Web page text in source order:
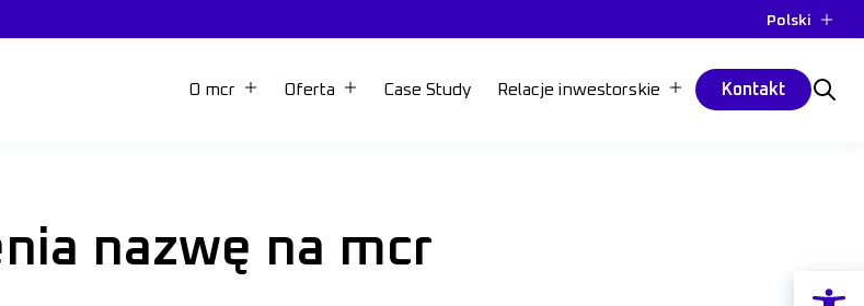
Otwórz
Polski
O mcr Oferta Case Study Relacje inwestorskie Kontakt
nazwę na mcr